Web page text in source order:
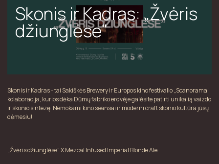
Skonis ir Kadras: „Žvėris
džiunglėse"
Skonis ir Kadras - tai Sakiškės Brewery ir Europos kino festivalio „Scanorama”
kolaboracija, kurios dėka Dūmų fabriko erdvėje galėsite patirti unikalią vaizdo
ir skonio sintezę. Nemokami kino seansai ir moderni craft skonio kultūra jūsų
dėmesiu!
„Žvėris džiunglėse” X Mezcal Infused Imperial Blonde Ale